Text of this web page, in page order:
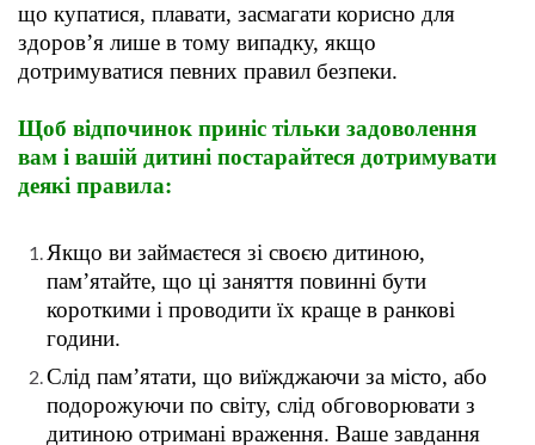
що купатися, плавати, засмагати корисно для
здоров’я лише в тому випадку, якщо
дотримуватися певних правил безпеки.
Щоб відпочинок приніс тільки задоволення
вам і вашій дитині постарайтеся дотримувати
деякі правила:
Якщо ви займаєтеся зі своєю дитиною,
пам’ятайте, що ці заняття повинні бути
короткими і проводити їх краще в ранкові
години.
Слід пам’ятати, що виїжджаючи за місто, або
подорожуючи по світу, слід обговорювати з
дитиною отримані враження. Ваше завдання